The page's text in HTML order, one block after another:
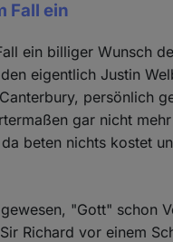
Fall ein
ein billiger Wunsch
eigentlich Justin
persönlich
gar nicht
beten nichts kostet
"Gott" schon
Richard vor einem